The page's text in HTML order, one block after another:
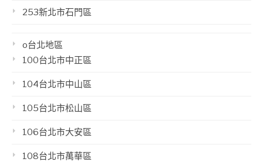
253新北市石門區
o台北地區
100台北市中正區
104台北市中山區
105台北市松山區
106台北市大安區
108台北市萬華區